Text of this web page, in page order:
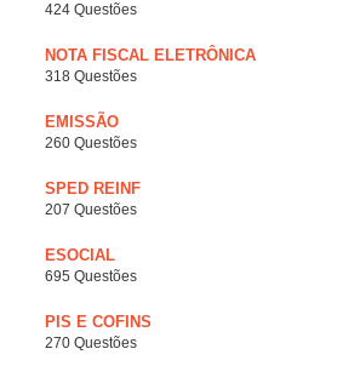
424 Questões
NOTA FISCAL ELETRÔNICA
318 Questões
EMISSÃO
260 Questões
SPED REINF
207 Questões
ESOCIAL
695 Questões
PIS E COFINS
270 Questões